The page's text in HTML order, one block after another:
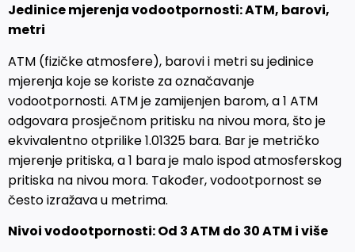
Jedinice mjerenja vodootpornosti: ATM, barovi,
metri
ATM (fizičke atmosfere), barovi i metri su jedinice
mjerenja koje se koriste za označavanje
vodootpornosti. ATM je zamijenjen barom, a 1 ATM
odgovara prosječnom pritisku na nivou mora, što je
ekvivalentno otprilike 1.01325 bara. Bar je metričko
mjerenje pritiska, a 1 bara je malo ispod atmosferskog
pritiska na nivou mora. Također, vodootpornost se
često izražava u metrima.
Nivoi vodootpornosti: Od 3 ATM do 30 ATM i više